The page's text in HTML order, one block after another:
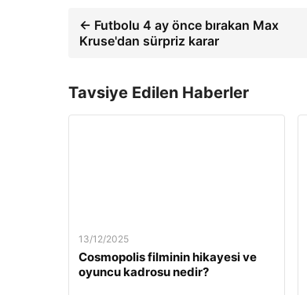
← Futbolu 4 ay önce bırakan Max
Kruse'dan sürpriz karar
Tavsiye Edilen Haberler
13/12/2025
Cosmopolis filminin hikayesi ve
oyuncu kadrosu nedir?